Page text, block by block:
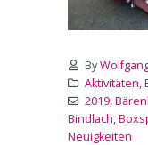
By
Aktivitäten,
2019,
Bindlach,
Neuigkeiten